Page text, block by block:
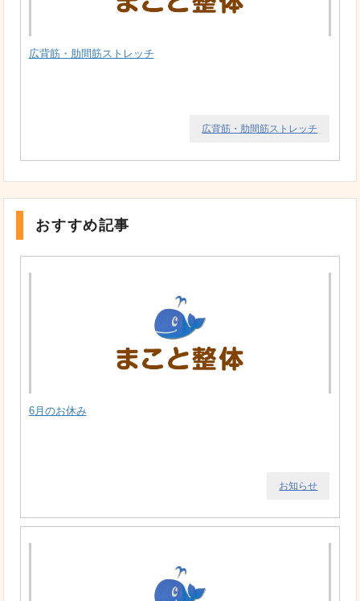
広背筋・肋間筋ストレッチ
広背筋・肋間筋ストレッチ
おすすめ記事
6月のお休み
お知らせ